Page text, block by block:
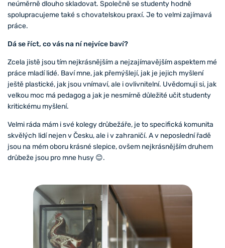
neúměrně dlouho skladovat. Společně se studenty hodně
spolupracujeme také s chovatelskou praxí. Je to velmi zajímavá
práce.
Dá se říct, co vás na ní nejvíce baví?
Zcela jistě jsou tím nejkrásnějším a nejzajímavějším aspektem mé
práce mladí lidé. Baví mne, jak přemýšlejí, jak je jejich myšlení
ještě plastické, jak jsou vnímaví, ale i ovlivnitelní. Uvědomuji si, jak
velkou moc má pedagog a jak je nesmírně důležité učit studenty
kritickému myšlení.
Velmi ráda mám i své kolegy drůbežáře, je to specifická komunita
skvělých lidí nejen v Česku, ale i v zahraničí. A v neposlední řadě
jsou na mém oboru krásné slepice, ovšem nejkrásnějším druhem
drůbeže jsou pro mne husy 😊.